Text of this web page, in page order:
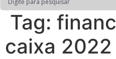
Tag:
caixa 2022